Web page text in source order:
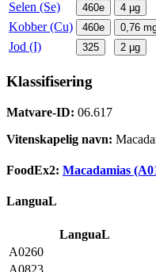
Selen (Se)
460e 4 µg
Kobber (Cu)
460e 0,76
Jod (I)
325 2 µg
Klassifisering
Matvare-ID: 06.617
Vitenskapelig navn:
FoodEx2: Macadamias
LanguaL
LanguaL
A0260